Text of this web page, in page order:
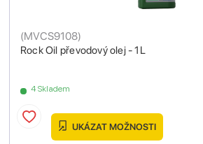
Rock Oil převodový olej - 1L
(MVCS9108)
4 Skladem
UKÁZAT MOŽNOSTI